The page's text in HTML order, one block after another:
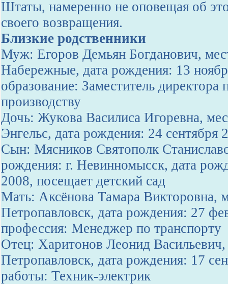
Штаты, намеренно не оповещая об
своего возвращения.
Близкие родственники
Муж: Егоров Демьян Богданович,
Набережные, дата рождения: 13
образование: Заместитель директора
производству
Дочь: Жукова Василиса Игоревна,
Энгельс, дата рождения: 24 сентября
Сын: Мясников Святополк
рождения: г. Невинномысск, дата
2008, посещает детский сад
Мать: Аксёнова Тамара Викторовна,
Петропавловск, дата рождения: 27
профессия: Менеджер по транспорту
Отец: Харитонов Леонид
Петропавловск, дата рождения: 17
работы: Техник-электрик